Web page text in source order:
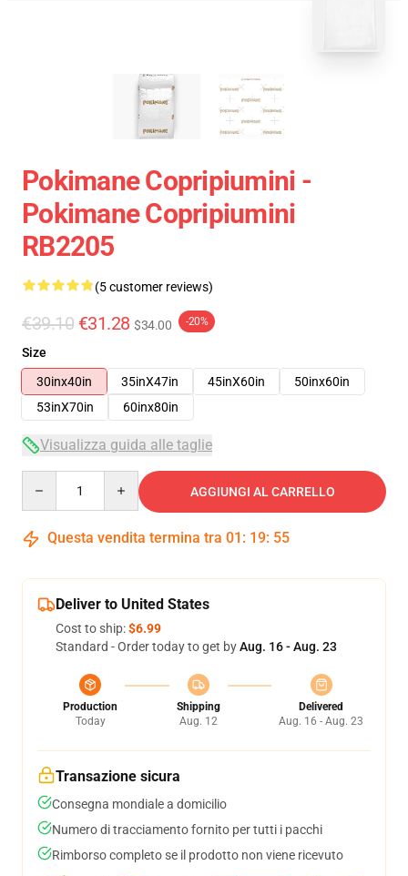
Pokimane Copripiumini -
Pokimane Copripiumini
RB2205
(5 customer reviews)
€39.10 €31.28 $34.00 -20%
Size
30inx40in
35inX47in 45inX60in
50inx60in
53inX70in
60inx80in
Visualizza guida alle taglie
AGGIUNGI AL CARRELLO
Questa vendita termina tra 01 : 19: 54
Deliver to United States
Cost to ship:$6.99
Standard - Order today to get byAug. 16 - Aug. 23
Production
Today
Shipping
Aug. 12
Delivered
Aug. 16 - Aug. 23
Transazione sicura
Consegna mondiale a domicilio
Numero di tracciamento fornito per tutti i pacchi
Rimborso completo se il prodotto non viene ricevuto